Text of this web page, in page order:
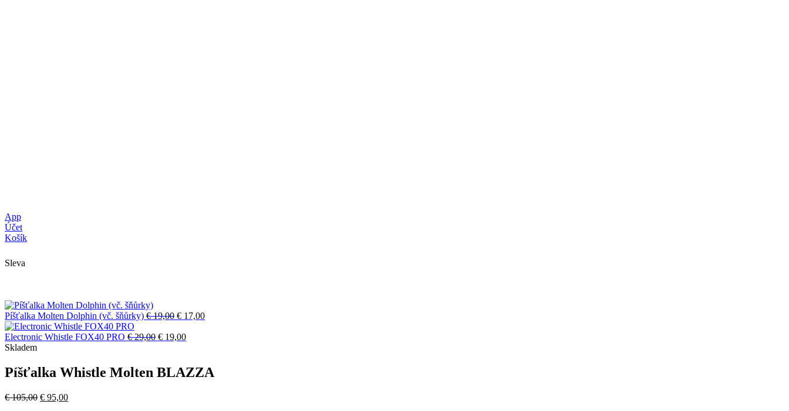
App
Účet
Košík
Sleva
Píšťalka Molten Dolphin (vč. šňůrky) €19,00 Původní
byla:
€ 17,00Aktuální
Electronic Whistle FOX40 PRO €29,00 Původní
€ 29,00.
€ 19,00Aktuální
€ 19,00.
Skladem
Píšťalka Whistle Molten BLAZZA
€105,00 Původní
€ 95,00Aktuální